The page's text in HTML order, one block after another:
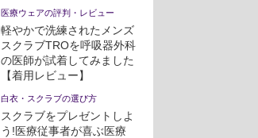
医療ウェアの評判・レビュー
軽やかで洗練されたメンズ
スクラブTROを呼吸器外科
の医師が試着してみました
【着用レビュー】
白衣・スクラブの選び方
スクラブをプレゼントしよ
う!医療従事者が喜ぶ医療